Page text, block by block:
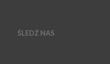
ŚLEDŹ NAS